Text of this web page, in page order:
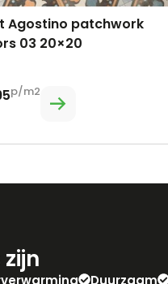
Agostino patchwork
03 20×20
p/m2
Duurzaam